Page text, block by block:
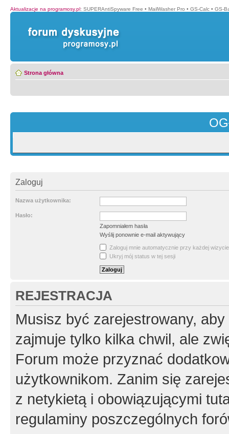
Aktualizacje na programosy.pl: SUPERAntiSpyware Free • MailWasher Pro • GS-Calc • GS-
Strona główna
Zaloguj
Nazwa użytkownika:
Hasło:
Zapomniałem hasła
Wyślij ponownie e-mail aktywujący
Zaloguj mnie automatycznie przy każdej wizycie
Ukryj mój status w tej sesji
REJESTRACJA
Musisz być zarejestrowany,
zajmuje tylko kilka chwil, ale
Forum może przyznać
użytkownikom. Zanim się
z netykietą i obowiązującymi
regulaminy poszczególnych